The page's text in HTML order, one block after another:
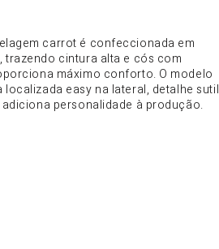
carrot é confeccionada em
trazendo cintura alta e cós com
máximo conforto. O modelo
localizada easy na lateral, detalhe sutil
personalidade à produção.